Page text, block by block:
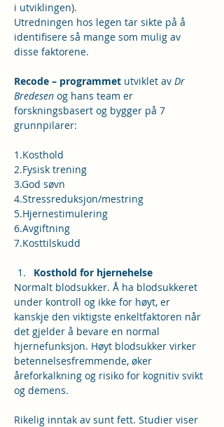
i utviklingen).
Utredningen hos legen tar sikte på å
identifisere så mange som mulig av
disse faktorene.
Recode – programmet utviklet av Dr
Bredesen og hans team er
forskningsbasert og bygger på 7
grunnpilarer:
1.Kosthold
2.Fysisk trening
3.God søvn
4.Stressreduksjon/mestring
5.Hjernestimulering
6.Avgiftning
7.Kosttilskudd
Kosthold for hjernehelse
Normalt blodsukker. Å ha blodsukkeret
under kontroll og ikke for høyt, er
kanskje den viktigste enkeltfaktoren når
det gjelder å bevare en normal
hjernefunksjon. Høyt blodsukker virker
betennelsesfremmende, øker
åreforkalkning og risiko for kognitiv svikt
og demens.
Rikelig inntak av sunt fett. Studier viser